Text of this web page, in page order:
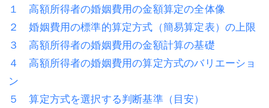
相続・遺言
離婚（夫婦間トラブル）
企業法務
労働問題（解雇，残業等）
離婚（夫婦間トラブル）
企業法務
労働問題（解雇，残業等）
刑事弁護
１ 高額所得者の婚姻費用の金額算定の全体像
２ 婚姻費用の標準的算定方式（簡易算定表）の上限
３ 高額所得者の婚姻費用の金額計算の基礎
４ 高額所得者の婚姻費用の算定方式のバリエーショ
ン
５ 算定方式を選択する判断基準（目安）